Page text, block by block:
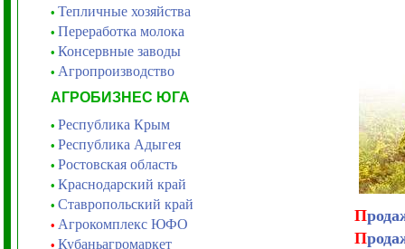
• Тепличные хозяйства
• Переработка молока
• Консервные заводы
• Агропроизводство
АГРОБИЗНЕС ЮГА
• Республика Крым
• Республика Адыгея
• Ростовская область
• Краснодарский край
• Ставропольский край
• Агрокомплекс ЮФО
• Кубаньагромаркет
П
П